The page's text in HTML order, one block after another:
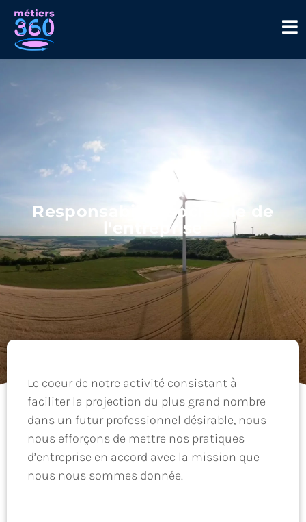
Responsabilité sociétale de
l'entreprise
Le coeur de notre activité consistant à
faciliter la projection du plus grand nombre
dans un futur professionnel désirable, nous
nous efforçons de mettre nos pratiques
d’entreprise en accord avec la mission que
nous nous sommes donnée.